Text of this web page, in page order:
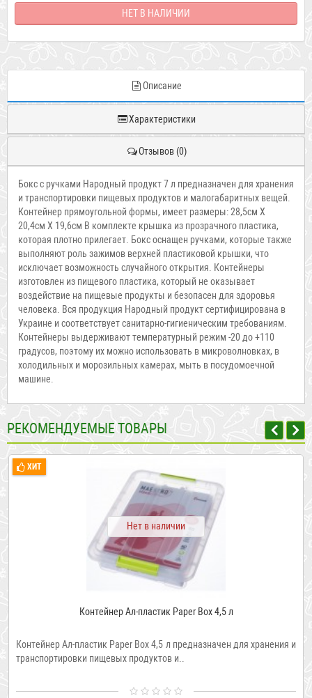
НЕТ В НАЛИЧИИ
Описание
Характеристики
Отзывов (0)
Бокс с ручками Народный продукт 7 л предназначен для хранения
и транспортировки пищевых продуктов и малогабаритных вещей.
Контейнер прямоугольной формы, имеет размеры: 28,5см Х
20,4см Х 19,6см В комплекте крышка из прозрачного пластика,
которая плотно прилегает. Бокс оснащен ручками, которые также
выполняют роль зажимов верхней пластиковой крышки, что
исключает возможность случайного открытия. Контейнеры
изготовлен из пищевого пластика, который не оказывает
воздействие на пищевые продукты и безопасен для здоровья
человека. Вся продукция Народный продукт сертифицирована в
Украине и соответствует санитарно-гигиеническим требованиям.
Контейнеры выдерживают температурный режим -20 до +110
градусов, поэтому их можно использовать в микроволновках, в
холодильных и морозильных камерах, мыть в посудомоечной
машине.
РЕКОМЕНДУЕМЫЕ ТОВАРЫ
ХИТ
Нет в наличии
Контейнер Ал-пластик Paper Box 4,5 л
Контейнер Ал-пластик Paper Box 4,5 л предназначен для хранения и
транспортировки пищевых продуктов и..